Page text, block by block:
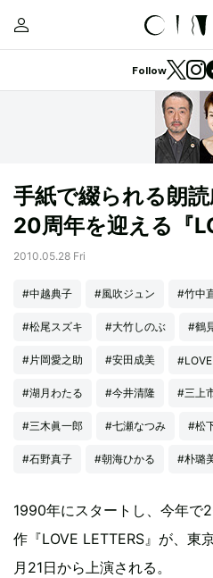
Follow
手紙で綴られる朗
20周年を迎える『
2010.05.28 Fri
#中越典子 #風吹ジュン #竹中
#松尾スズキ #大竹しのぶ #鶴
#片岡愛之助 #安田成美
#湖月わたる #今井清隆 #三上
#三木眞一郎 #七瀬なつみ #松
#石野真子 #朝海ひかる #朴璐
1990年にスタートし、今年で
作『LOVE LETTERS』が、東
月21日から上演される。